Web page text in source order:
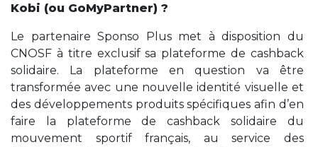
Kobi (ou GoMyPartner) ?
Le partenaire Sponso Plus met à disposition du
CNOSF à titre exclusif sa plateforme de cashback
solidaire. La plateforme en question va être
transformée avec une nouvelle identité visuelle et
des développements produits spécifiques afin d’en
faire la plateforme de cashback solidaire du
mouvement sportif français, au service des